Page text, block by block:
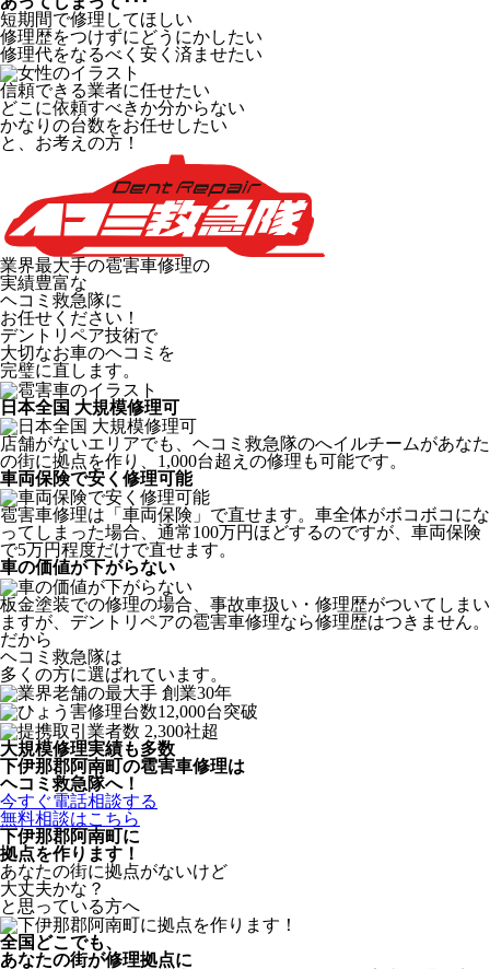
短期間で修理してほしい
修理歴をつけずにどうにかしたい
修理代をなるべく安く済ませたい
信頼できる業者に任せたい
どこに依頼すべきか分からない
かなりの台数をお任せしたい
と、お考えの方！
業界最大手の雹害車修理の
実績豊富な
ヘコミ救急隊に
お任せください！
デントリペア技術で
大切なお車のヘコミを
完璧に直します。
日本全国 大規模修理可
店舗がないエリアでも、ヘコミ救急隊のへイルチームがあなた
の街に拠点を作り、1,000台超えの修理も可能です。
車両保険で安く修理可能
雹害車修理は「車両保険」で直せます。車全体がボコボコにな
ってしまった場合、通常100万円ほどするのですが、車両保険
で5万円程度だけで直せます。
車の価値が下がらない
板金塗装での修理の場合、事故車扱い・修理歴がついてしまい
ますが、デントリペアの雹害車修理なら修理歴はつきません。
だから
ヘコミ救急隊は
多くの方に選ばれています。
大規模修理実績も多数
下伊那郡阿南町の雹害車修理は
ヘコミ救急隊へ！
今すぐ電話相談する
無料相談はこちら
下伊那郡阿南町に
拠点を作ります！
あなたの街に拠点がないけど
大丈夫かな？
と思っている方へ
全国どこでも、
あなたの街が修理拠点に